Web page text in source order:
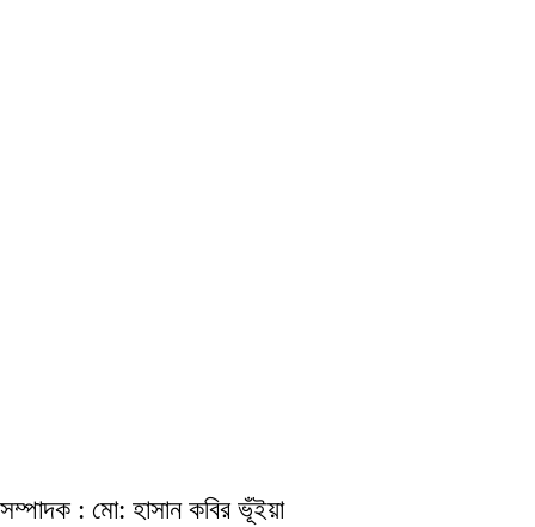
সম্পাদক : মো: হাসান কবির ভূঁইয়া